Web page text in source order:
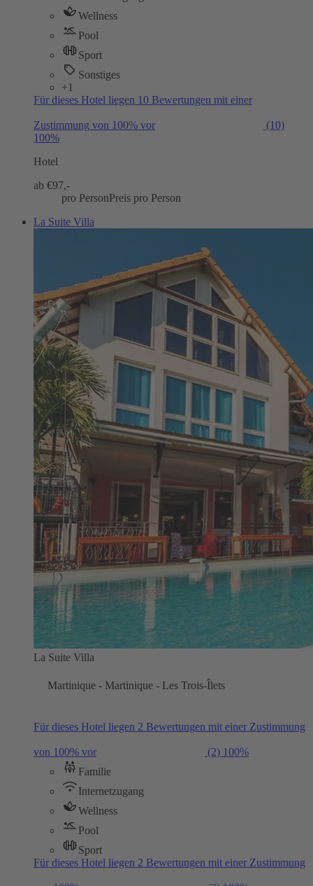
Wellness
Pool
Sport
Sonstiges
+1
Für dieses Hotel liegen 10 Bewertungen mit einer
Zustimmung von 100% vor
(10)
100%
Hotel
ab €97,-
pro PersonPreis pro Person
La Suite Villa
La Suite Villa
Martinique - Martinique - Les Trois-Îlets
Für dieses Hotel liegen 2 Bewertungen mit einer Zustimmung
von 100% vor (2) 100%
Familie
Internetzugang
Wellness
Pool
Sport
Für dieses Hotel liegen 2 Bewertungen mit einer Zustimmung